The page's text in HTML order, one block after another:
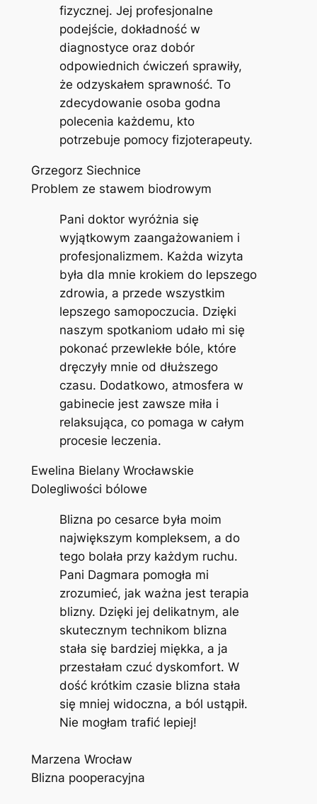
fizycznej. Jej profesjonalne
podejście, dokładność w
diagnostyce oraz dobór
odpowiednich ćwiczeń sprawiły,
że odzyskałem sprawność. To
zdecydowanie osoba godna
polecenia każdemu, kto
potrzebuje pomocy fizjoterapeuty.
Grzegorz Siechnice
Problem ze stawem biodrowym
Pani doktor wyróżnia się
wyjątkowym zaangażowaniem i
profesjonalizmem. Każda wizyta
była dla mnie krokiem do lepszego
zdrowia, a przede wszystkim
lepszego samopoczucia. Dzięki
naszym spotkaniom udało mi się
pokonać przewlekłe bóle, które
dręczyły mnie od dłuższego
czasu. Dodatkowo, atmosfera w
gabinecie jest zawsze miła i
relaksująca, co pomaga w całym
procesie leczenia.
Ewelina Bielany Wrocławskie
Dolegliwości bólowe
Blizna po cesarce była moim
największym kompleksem, a do
tego bolała przy każdym ruchu.
Pani Dagmara pomogła mi
zrozumieć, jak ważna jest terapia
blizny. Dzięki jej delikatnym, ale
skutecznym technikom blizna
stała się bardziej miękka, a ja
przestałam czuć dyskomfort. W
dość krótkim czasie blizna stała
się mniej widoczna, a ból ustąpił.
Nie mogłam trafić lepiej!
Marzena Wrocław
Blizna pooperacyjna